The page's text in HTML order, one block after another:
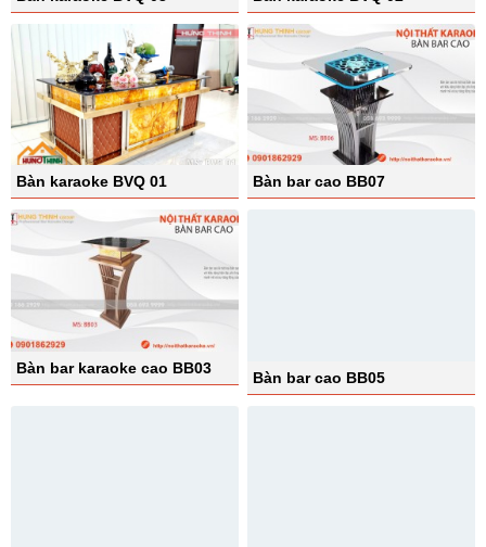
Bàn karaoke BVQ 01 Bàn bar cao BB07
Bàn bar karaoke cao BB03
Bàn bar cao BB05